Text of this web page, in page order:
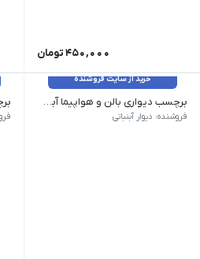
450,000تومان
خرید از سایت فروشنده
برچسب دیواری بالن و هواپیما آبی کد 1639
فروشنده: دیوار آبنباتی
وزن 120 گرم سایز: ابعاد بزرگ،